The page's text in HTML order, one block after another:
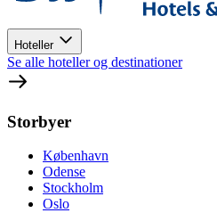
Hoteller
Se alle hoteller og destinationer
Storbyer
København
Odense
Stockholm
Oslo